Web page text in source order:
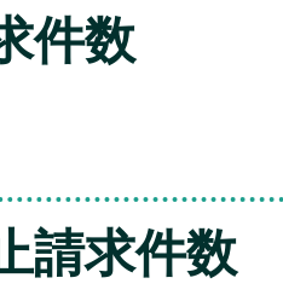
件数
請求件数